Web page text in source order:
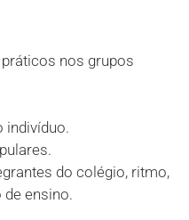
nos grupos
indivíduo.
do colégio, ritmo,
ensino.